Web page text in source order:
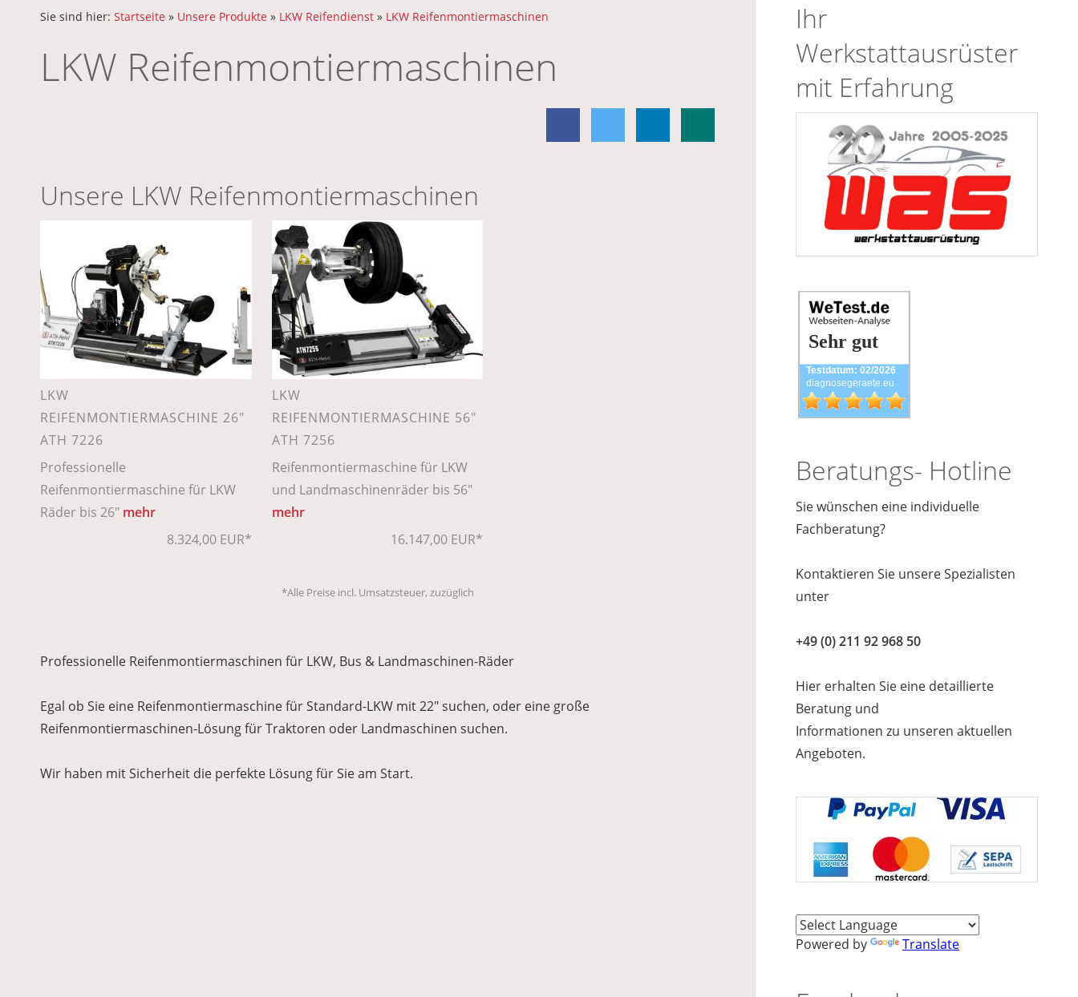
Sie sind hier: Startseite » Unsere Produkte » LKW Reifendienst » LKW Reifenmontiermaschinen
LKW Reifenmontiermaschinen
Unsere LKW Reifenmontiermaschinen
LKW
REIFENMONTIERMASCHINE 26"
ATH 7226
Professionelle
Reifenmontiermaschine für LKW
Räder bis 26" mehr
8.324,00 EUR*
LKW
REIFENMONTIERMASCHINE 56"
ATH 7256
Reifenmontiermaschine für LKW
und Landmaschinenräder bis 56"
mehr
16.147,00 EUR*
*Alle Preise incl. Umsatzsteuer, zuzüglich
Professionelle Reifenmontiermaschinen für LKW, Bus & Landmaschinen-Räder
Egal ob Sie eine Reifenmontiermaschine für Standard-LKW mit 22" suchen, oder eine große
Reifenmontiermaschinen-Lösung für Traktoren oder Landmaschinen suchen.
Wir haben mit Sicherheit die perfekte Lösung für Sie am Start.
Ihr
Werkstattausrüster
mit Erfahrung
Sehr gut
Testdatum: 02/2026
diagnosegeraete.eu
Beratungs- Hotline
Sie wünschen eine individuelle
Fachberatung?
Kontaktieren Sie unsere Spezialisten
unter
+49 (0) 211 92 968 50
Hier erhalten Sie eine detaillierte
Beratung und
Informationen zu unseren aktuellen
Angeboten.
Powered by Translate